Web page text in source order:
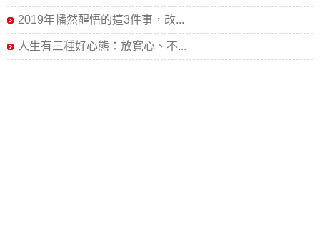
2019年幡然醒悟的這3件事，改...
人生有三種好心態：放寬心、不...